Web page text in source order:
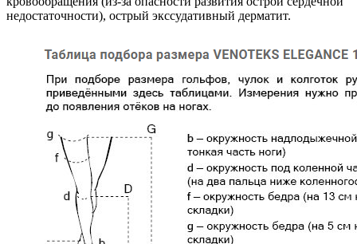
недостаточности), острый экссудативный дерматит.